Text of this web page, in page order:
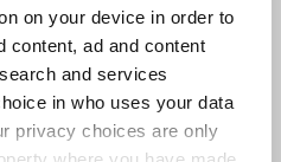
on your device in order to
content, ad and content
and services
in who uses your data
privacy choices are only